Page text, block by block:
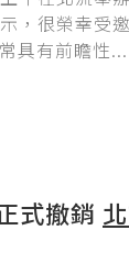
，很榮幸受
具有前瞻性...
式撤銷